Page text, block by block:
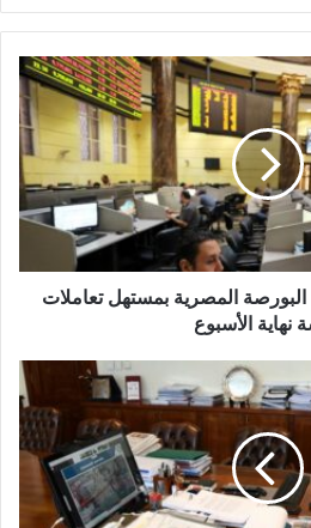
المصرية بمستهل تعاملات
نهاية الأسبوع